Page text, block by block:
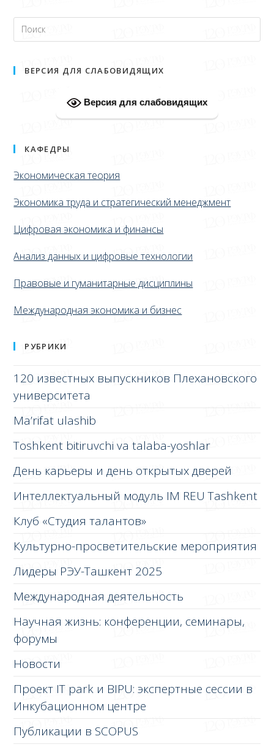
ВЕРСИЯ ДЛЯ СЛАБОВИДЯЩИХ
Версия для слабовидящих
КАФЕДРЫ
Экономическая теория
Экономика труда и стратегический менеджмент
Цифровая экономика и финансы
Анализ данных и цифровые технологии
Правовые и гуманитарные дисциплины
Международная экономика и бизнес
РУБРИКИ
120 известных выпускников Плехановского
университета
Ma’rifat ulashib
Toshkent bitiruvchi va talaba-yoshlar
День карьеры и день открытых дверей
Интеллектуальный модуль IM REU Tashkent
Клуб «Студия талантов»
Культурно-просветительские мероприятия
Лидеры РЭУ-Ташкент 2025
Международная деятельность
Научная жизнь: конференции, семинары,
форумы
Новости
Проект IT park и BIPU: экспертные сессии в
Инкубационном центре
Публикации в SCOPUS